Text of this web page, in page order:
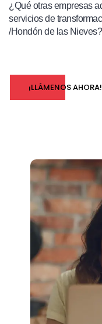
¿Qué otras empresas
servicios de
/Hondón de las Nieves?
¡LLÁMENOS AHORA!